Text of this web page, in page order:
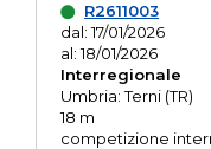
R2611003
dal: 17/01/2026
al: 18/01/2026
Interregionale
Umbria: Terni (TR)
18 m
competizione